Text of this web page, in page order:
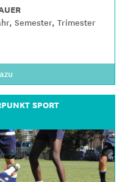
Semester, Trimester
SPORT